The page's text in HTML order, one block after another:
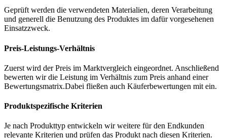
Geprüft werden die verwendeten Materialien, deren Verarbeitung
und generell die Benutzung des Produktes im dafür vorgesehenen
Einsatzzweck.
Preis-Leistungs-Verhältnis
Zuerst wird der Preis im Marktvergleich eingeordnet. Anschließend
bewerten wir die Leistung im Verhältnis zum Preis anhand einer
Bewertungsmatrix.Dabei fließen auch Käuferbewertungen mit ein.
Produktspezifische Kriterien
Je nach Produkttyp entwickeln wir weitere für den Endkunden
relevante Kriterien und prüfen das Produkt nach diesen Kriterien.